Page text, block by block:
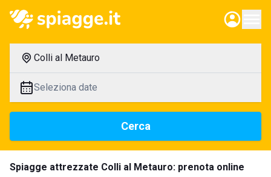
Colli al Metauro
Seleziona date
Cerca
Spiagge attrezzate Colli al Metauro: prenota online